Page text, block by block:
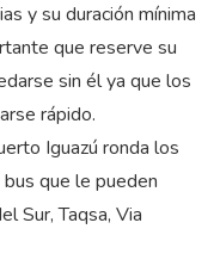
y su duración mínima
que reserve su
sin él ya que los
rápido.
Iguazú ronda los
que le pueden
Sur, Taqsa, Via